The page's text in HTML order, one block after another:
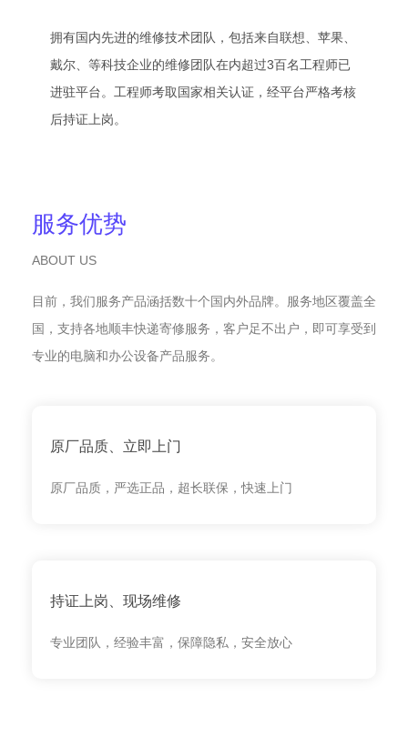
拥有国内先进的维修技术团队，包括来自联想、苹果、
戴尔、等科技企业的维修团队在内超过3百名工程师已
进驻平台。工程师考取国家相关认证，经平台严格考核
后持证上岗。
服务优势
ABOUT US
目前，我们服务产品涵括数十个国内外品牌。服务地区覆盖全
国，支持各地顺丰快递寄修服务，客户足不出户，即可享受到
专业的电脑和办公设备产品服务。
原厂品质、立即上门
原厂品质，严选正品，超长联保，快速上门
持证上岗、现场维修
专业团队，经验丰富，保障隐私，安全放心